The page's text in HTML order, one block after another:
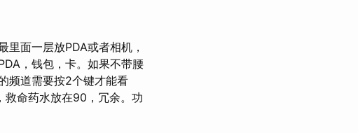
面一层放PDA或者相机，
，钱包，卡。如果不带腰
频道需要按2个键才能看
救命药水放在90，冗余。功